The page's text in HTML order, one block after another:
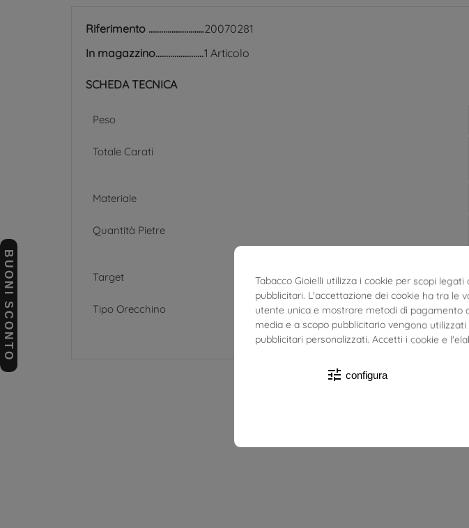
Riferimento
20070281
In magazzino
1 Articolo
SCHEDA TECNICA
Peso
Totale Carati
Materiale
Quantità Pietre
Target
Tipo Orecchino
BUONI SCONTO
Tabacco Gioielli utilizza i cookie per scopi
pubblicitari. L'accettazione dei cookie ha tra le
utente unica e mostrare metodi di pagamento
media e a scopo pubblicitario vengono
pubblicitari personalizzati. Accetti i cookie e
tune configura